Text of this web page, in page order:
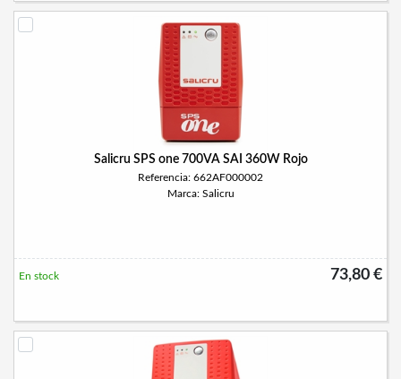
Salicru SPS one 700VA SAI 360W Rojo
Referencia: 662AF000002
Marca: Salicru
73,80 €
En stock